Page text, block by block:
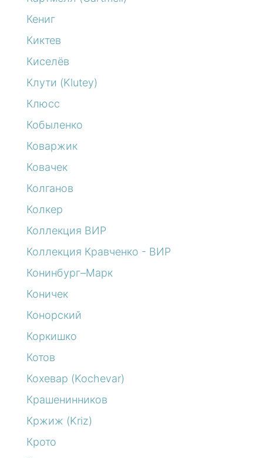
Кениг
Киктев
Киселёв
Клути (Klutey)
Клюсс
Кобыленко
Коваржик
Ковачек
Колганов
Колкер
Коллекция ВИР
Коллекция Кравченко - ВИР
Конинбург–Марк
Коничек
Конорский
Коркишко
Котов
Кохевар (Kochevar)
Крашенинников
Кржиж (Kriz)
Крото